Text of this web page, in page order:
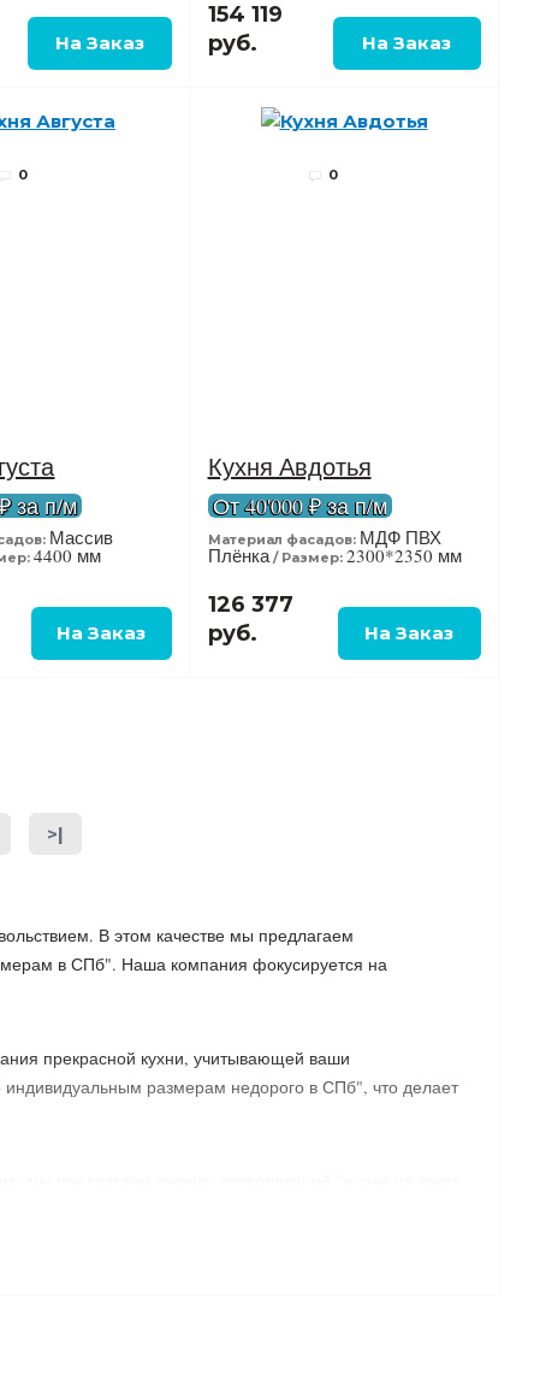
154 119
руб.
0
за п/м
Массив
4400 мм
0
Кухня Авдотья
От 40'000 ₽ за п/м
Материал фасадов: МДФ ПВХ
Плёнка Размер: 2300*2350 мм
126 377
руб.
>|
В этом качестве мы предлагаем
в СПб". Наша компания фокусируется на
прекрасной кухни, учитывающей ваши
размерам недорого в СПб", что делает
того, как начнется процесс изготовления кухни.